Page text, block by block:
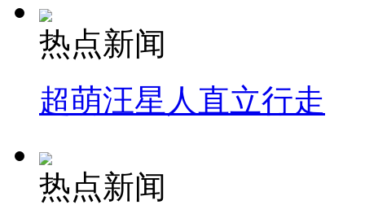
热点新闻
超萌汪星人直立行走
热点新闻